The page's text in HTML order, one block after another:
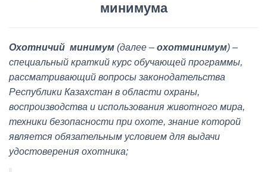
o
k
a
m
u
p
p
n
k
минимума
Охотничий минимум (далее – охотминимум) –
специальный краткий курс обучающей программы,
рассматривающий вопросы законодательства
Республики Казахстан в области охраны,
воспроизводства и использования животного мира,
техники безопасности при охоте, знание которой
является обязательным условием для выдачи
удостоверения охотника;